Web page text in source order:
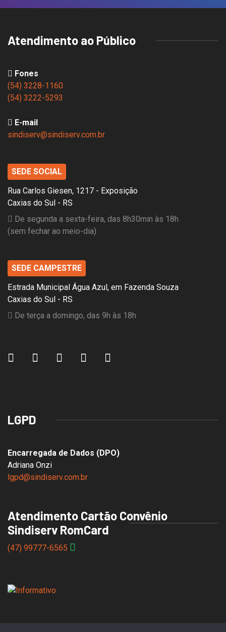
Atendimento ao Público
Fones
(54) 3228-1160
(54) 3222-5293
E-mail
sindiserv@sindiserv.com.br
SEDE SOCIAL
Rua Carlos Giesen, 1217 - Exposição
Caxias do Sul - RS
De segunda a sexta-feira, das 8h30min às 18h
(sem fechar ao meio-dia)
SEDE CAMPESTRE
Estrada Municipal Água Azul, em Fazenda Souza
Caxias do Sul - RS
De terça a domingo, das 9h às 18h
LGPD
Encarregada de Dados (DPO)
Adriana Onzi
lgpd@sindiserv.com.br
Atendimento Cartão Convênio
Sindiserv RomCard
(47) 99777-6565